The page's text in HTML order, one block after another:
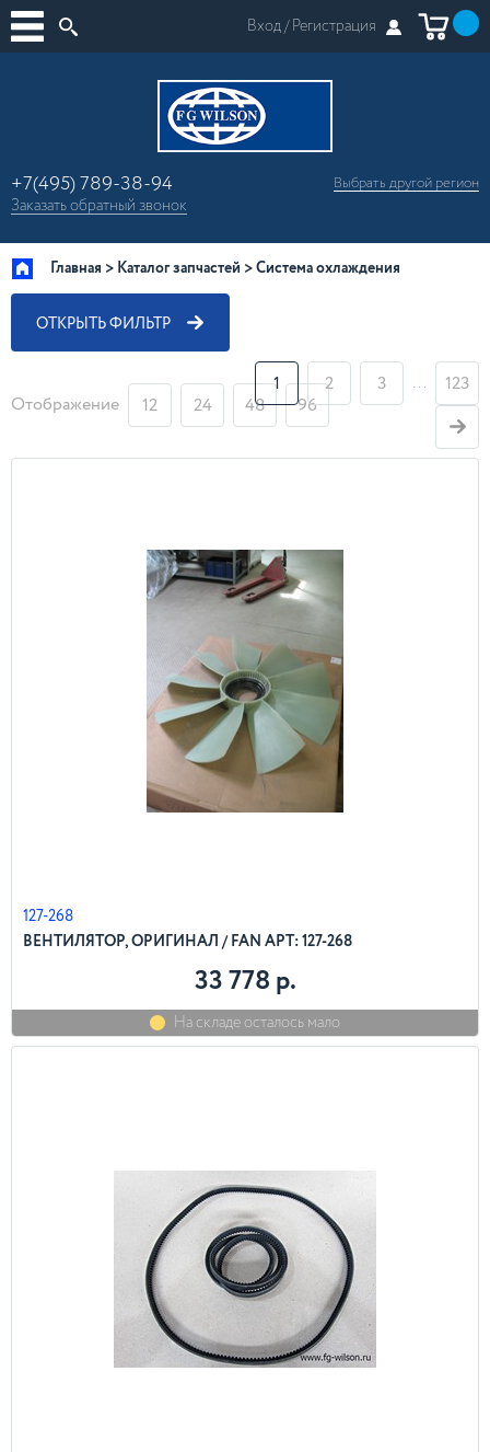
Вход /Регистрация
+7(495) 789-38-94
Заказатьобратный звонок
Выбрать другой регион
Главная Каталог запчастей Система охлаждения
ОТКРЫТЬ ФИЛЬТР
Отображение 12 24 48 96
1 2 3 … 123
127-268
ВЕНТИЛЯТОР, ОРИГИНАЛ / FAN АРТ: 127-268
33 778 р.
На складе осталось мало